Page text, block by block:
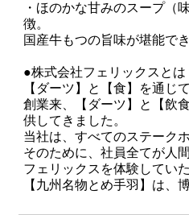
・ほのかな甘みのスープ（
徴。
国産牛もつの旨味が堪能で
●株式会社フェリックスとは
【ダーツ】と【食】を通じ
創業来、【ダーツ】と【飲
供してきました。
当社は、すべてのステーク
そのために、社員全てが人
フェリックスを体験してい
【九州名物とめ手羽】は、